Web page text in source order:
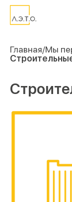
Главная Мы